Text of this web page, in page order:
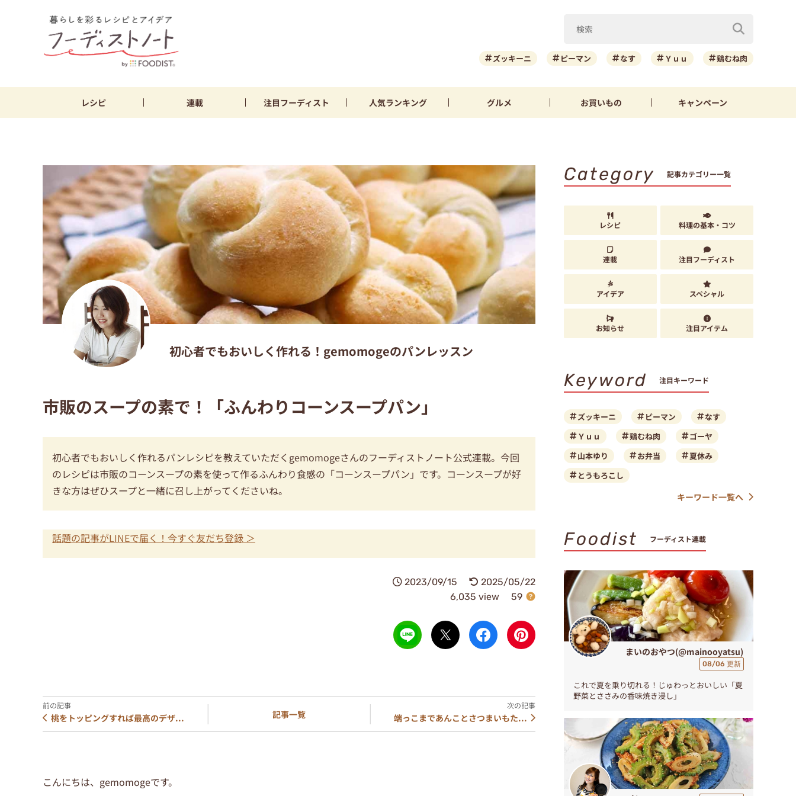
ズッキーニ ピーマン なす Ｙｕｕ 鶏むね肉
レシピ 連載 注目フーディスト 人気ランキング グルメ お買いもの キャンペーン
初心者でもおいしく作れる！gemomogeのパンレッスン
市販のスープの素で！「ふんわりコーンスープパン」
初心者でもおいしく作れるパンレシピを教えていただくgemomogeさんのフーディストノート公式連載。今回
のレシピは市販のコーンスープの素を使って作るふんわり食感の「コーンスープパン」です。コーンスープが好
きな方はぜひスープと一緒に召し上がってくださいね。
話題の記事がLINEで届く！今すぐ友だち登録 ＞
2023/09/15
2025/05/22
6,035 view
59
桃をトッピングすれば最高のデザ... 記事一覧 端っこまであんことさつまいもた...
こんにちは、gemomogeです。
Category 記事カテゴリー一覧
レシピ 料理の基本・コツ
連載 注目フーディスト
アイデア スペシャル
お知らせ 注目アイテム
Keyword 注目キーワード
ズッキーニ ピーマン
なす
Ｙｕｕ
鶏むね肉
ゴーヤ
山本ゆり
お弁当
夏休み
とうもろこし
キーワード一覧へ
Foodist フーディスト連載
まいのおやつ(@mainooyatsu)
08/06 更新
これで夏を乗り切れる！じゅわっとおいしい「夏
野菜とささみの香味焼き浸し」